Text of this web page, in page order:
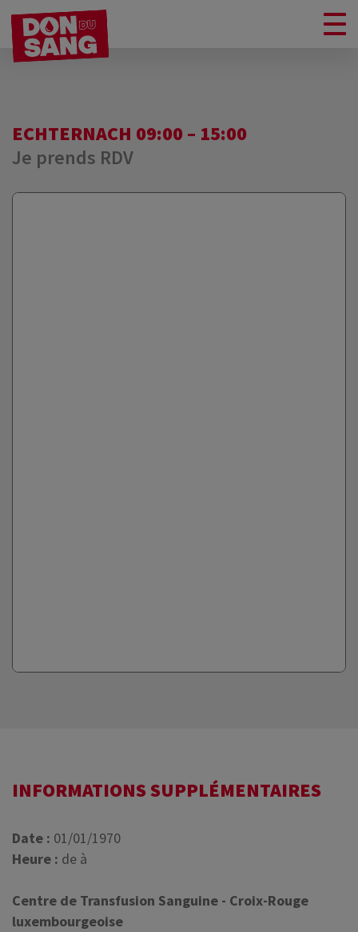
ECHTERNACH 09:00 – 15:00
Je prends RDV
INFORMATIONS SUPPLÉMENTAIRES
Date : 01/01/1970
Heure : de à
Centre de Transfusion Sanguine - Croix-Rouge
luxembourgeoise